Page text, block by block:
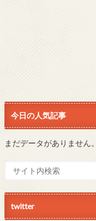
今日の人気記事
まだデータがありません。
twitter